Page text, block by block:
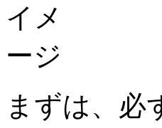
まずは、必